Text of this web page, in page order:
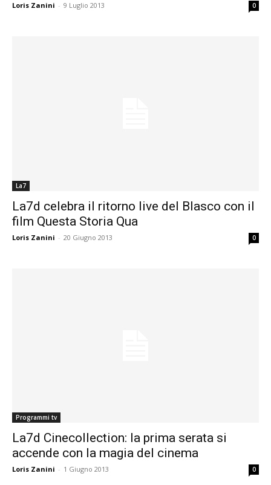
Loris Zanini - 9 Luglio 2013 0
La7
La7d celebra il ritorno live del Blasco con il
film Questa Storia Qua
Loris Zanini - 20 Giugno 2013 0
Programmi tv
La7d Cinecollection: la prima serata si
accende con la magia del cinema
Loris Zanini - 1 Giugno 2013 0